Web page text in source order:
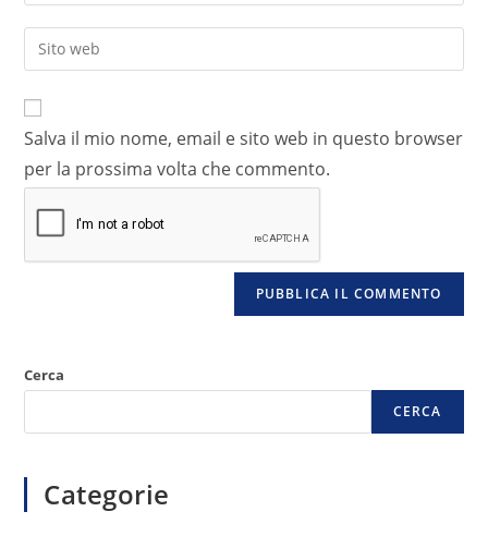
Salva il mio nome, email e sito web in questo browser
per la prossima volta che commento.
Cerca
CERCA
Categorie